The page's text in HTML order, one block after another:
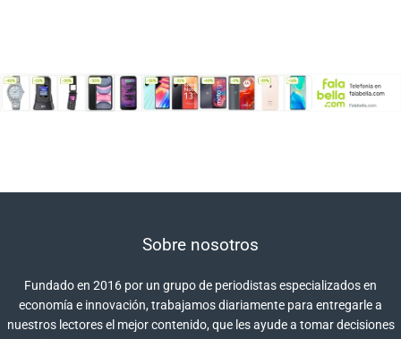
Sobre nosotros
Fundado en 2016 por un grupo de periodistas especializados en
economía e innovación, trabajamos diariamente para entregarle a
nuestros lectores el mejor contenido, que les ayude a tomar decisiones